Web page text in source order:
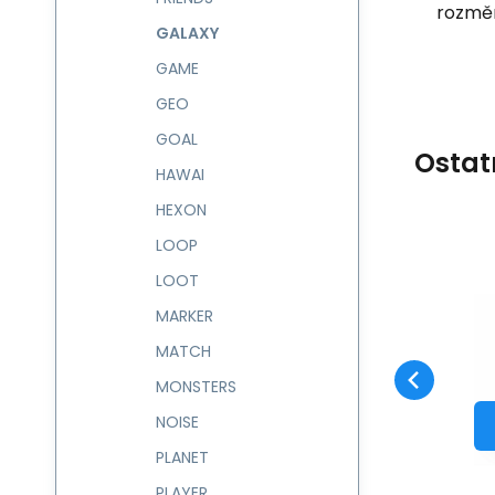
Pouzdro na
kosmetiku GALAXY
236888
GALAXY
GAME
GEO
GOAL
HAWAI
HEXON
LOOP
LOOT
MARKER
MATCH
MONSTERS
NOISE
PLANET